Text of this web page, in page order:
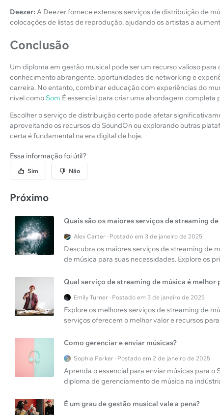
Deezer: A Deezer fornece extensos serviços de distribuição de
colocações de listas de reprodução, ajudando os artistas a
Conclusão
Um diploma em gestão musical pode ser um recurso valioso
conhecimento abrangente, oportunidades de networking e
carreira. No entanto, combinar educação com experiências do
nível como Som É essencial para criar uma abordagem completa
Escolher o serviço de distribuição certo pode afetar
aproveitando os recursos do SoundOn ou explorando outras
certa é fundamental na era digital de hoje.
Essa informação foi útil?
Sim Não
Próximo
Quais são os maiores serviços de streaming de
Alex Carter · Postado em 3 de janeiro de 2025
Descubra os maiores serviços de streaming de
de música para suas necessidades. Explore os
Qual serviço de streaming de música é melhor
Emily Turner · Postado em 3 de janeiro de 2025
Explore os melhores serviços de streaming de
serviços oferecem o melhor valor e recursos
Como gerenciar e enviar músicas?
Sophia Parker · Postado em 2 de janeiro de 2025
Aprenda o essencial para enviar músicas para
diploma de gerenciamento de música na
É um grau de gestão musical vale a pena?